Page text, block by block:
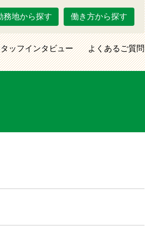
務地から探す 働き方から探す
ッフインタビュー よくあるご質問